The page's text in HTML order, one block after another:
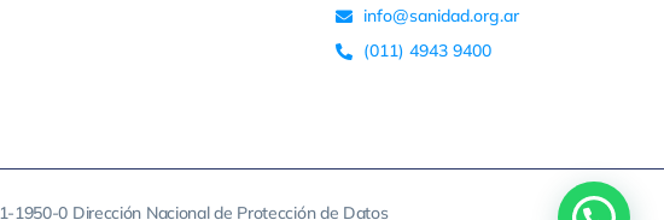
info@sanidad.org.ar
(011) 4943 9400
1950-0 Dirección Nacional de Protección de Datos